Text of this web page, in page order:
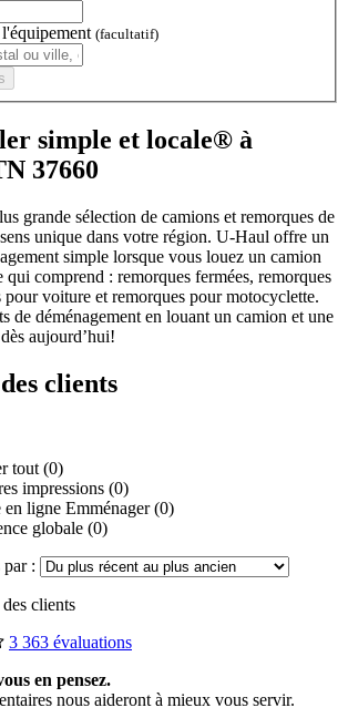
(facultatif)
simple et locale® à
37660
grande sélection de camions et remorques de
unique dans votre région. U-Haul offre un
simple lorsque vous louez un camion
qui comprend : remorques fermées, remorques
pour voiture et remorques pour motocyclette.
de déménagement en louant un camion et une
dès aujourd’hui!
clients
tout (0)
impressions (0)
en ligne Emménager (0)
globale (0)
:
clients
3 363 évaluations
en pensez.
nous aideront à mieux vous servir.